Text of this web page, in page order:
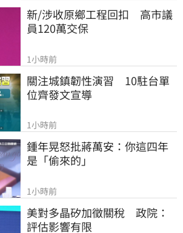
新/涉收原鄉工程回扣　高市議
員120萬交保
1小時前
關注城鎮韌性演習　10駐台單
位齊發文宣導
1小時前
鍾年晃怒批蔣萬安：你這四年
是「偷來的」
1小時前
美對多晶矽加徵關稅　政院：
評估影響有限